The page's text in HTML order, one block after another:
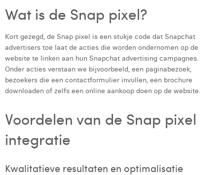
Glenn Vanderlinden
Janne Beke
Jonas Geiregat
Justine Cremer
Lena Pignoloni
Leonard Dierickx
Wat is de Snap pixel?
Kort gezegd, de Snap pixel is een stukje code dat Snapchat
advertisers toe laat de acties die worden ondernomen op de
website te linken aan hun Snapchat advertising campagnes.
Onder acties verstaan we bijvoorbeeld, een paginabezoek,
bezoekers die een contactformulier invullen, een brochure
downloaden of zelfs een online aankoop doen op de website.
Voordelen van de Snap pixel
integratie
Kwalitatieve resultaten en optimalisatie